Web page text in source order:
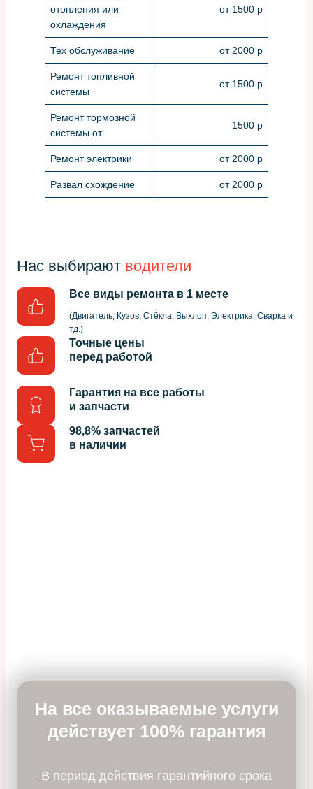
отопления или
охлаждения
от 1500 р
Тех обслуживание от 2000 р
Ремонт топливной
системы
от 1500 р
Ремонт тормозной
системы от
1500 р
Ремонт электрики от 2000 р
Развал схождение от 2000 р
Нас выбирают водители
Все виды ремонта в 1 месте
(Двигатель, Кузов, Стёкла, Выхлоп, Электрика, Сварка и
тд.)
Точные цены
перед работой
Гарантия на все работы
и запчасти
98,8% запчастей
в наличии
На все оказываемые услуги
действует 100% гарантия
В период действия гарантийного срока